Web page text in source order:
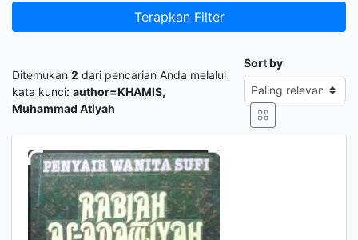
Terapkan Filter
Ditemukan 2 dari pencarian Anda melalui
kata kunci: author=KHAMIS,
Muhammad Atiyah
Sort by